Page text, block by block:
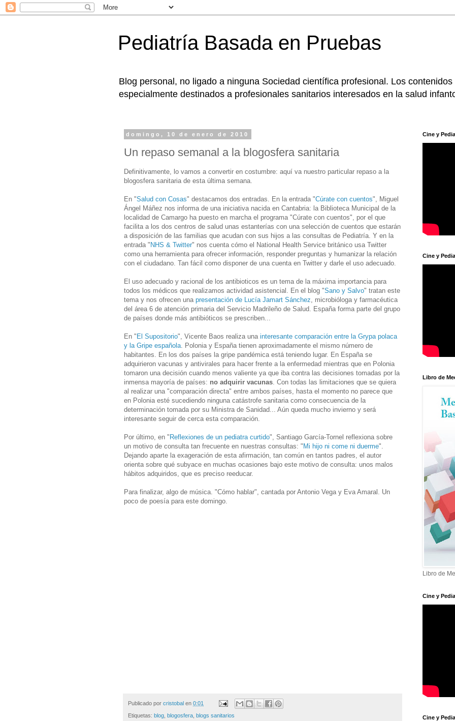
Pediatría Basada en Pruebas
Blog personal, no ligado a ninguna Sociedad científica profesional. Los
especialmente destinados a profesionales sanitarios interesados en la salud
domingo, 10 de enero de 2010
Un repaso semanal a la blogosfera sanitaria
Definitivamente, lo vamos a convertir en costumbre: aquí va nuestro particular repaso a la
blogosfera sanitaria de esta última semana.
En "Salud con Cosas" destacamos dos entradas. En la entrada "Cúrate con cuentos", Miguel
Ángel Máñez nos informa de una iniciativa nacida en Cantabria: la Biblioteca Municipal de la
localidad de Camargo ha puesto en marcha el programa "Cúrate con cuentos", por el que
facilita a los dos centros de salud unas estanterías con una selección de cuentos que estarán
a disposición de las familias que acudan con sus hijos a las consultas de Pediatría. Y en la
entrada "NHS & Twitter" nos cuenta cómo el National Health Service británico usa Twitter
como una herramienta para ofrecer información, responder preguntas y humanizar la relación
con el ciudadano. Tan fácil como disponer de una cuenta en Twitter y darle el uso adecuado.
El uso adecuado y racional de los antibioticos es un tema de la máxima importancia para
todos los médicos que realizamos actividad asistencial. En el blog "Sano y Salvo" tratan este
tema y nos ofrecen una presentación de Lucía Jamart Sánchez , microbióloga y farmacéutica
del área 6 de atención primaria del Servicio Madrileño de Salud. España forma parte del grupo
de países donde más antibióticos se prescriben...
En "El Supositorio", Vicente Baos realiza una interesante comparación entre la Grypa polaca
y la Gripe española . Polonia y España tienen aproximadamente el mismo número de
habitantes. En los dos países la gripe pandémica está teniendo lugar. En España se
adquirieron vacunas y antivirales para hacer frente a la enfermedad mientras que en Polonia
tomaron una decisión cuando menos valiente ya que iba contra las decisiones tomadas por la
inmensa mayoría de países: no adquirir vacunas . Con todas las limitaciones que se quiera
al realizar una "comparación directa" entre ambos países, hasta el momento no parece que
en Polonia esté sucediendo ninguna catástrofe sanitaria como consecuencia de la
determinación tomada por su Ministra de Sanidad... Aún queda mucho invierno y será
interesante seguir de cerca esta comparación.
Por último, en "Reflexiones de un pediatra curtido", Santiago García-Tornel reflexiona sobre
un motivo de consulta tan frecuente en nuestras consultas: "Mi hijo ni come ni duerme".
Dejando aparte la exageración de esta afirmación, tan común en tantos padres, el autor
orienta sobre qué subyace en muchas ocasiones bajo este motivo de consulta: unos malos
hábitos adquiridos, que es preciso reeducar.
Para finalizar, algo de música. "Cómo hablar", cantada por Antonio Vega y Eva Amaral. Un
poco de poesía para este domingo.
Publicado por cristobal en 0:01
Etiquetas: blog blogosfera blogs sanitarios
Cine y
Cine y
Libro de
Libro de
Cine y
Cine y